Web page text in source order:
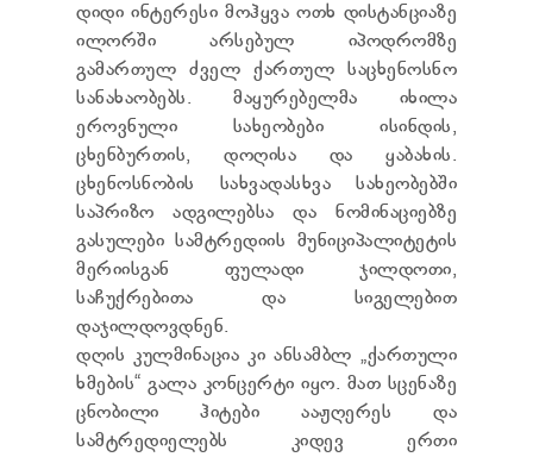
დიდი ინტერესი მოჰყვა ოთხ დისტანციაზე
ილორში არსებულ იპოდრომზე
გამართულ ძველ ქართულ საცხენოსნო
სანახაობებს. მაყურებელმა იხილა
ეროვნული სახეობები ისინდის,
ცხენბურთის, დოღისა და ყაბახის.
ცხენოსნობის სახვადასხვა სახეობებში
საპრიზო ადგილებსა და ნომინაციებზე
გასულები სამტრედიის მუნიციპალიტეტის
მერიისგან ფულადი ჯილდოთი,
საჩუქრებითა და სიგელებით
დაჯილდოვდნენ.
დღის კულმინაცია კი ანსამბლ „ქართული
ხმების“ გალა კონცერტი იყო. მათ სცენაზე
ცნობილი ჰიტები ააჟღერეს და
სამტრედიელებს კიდევ ერთი